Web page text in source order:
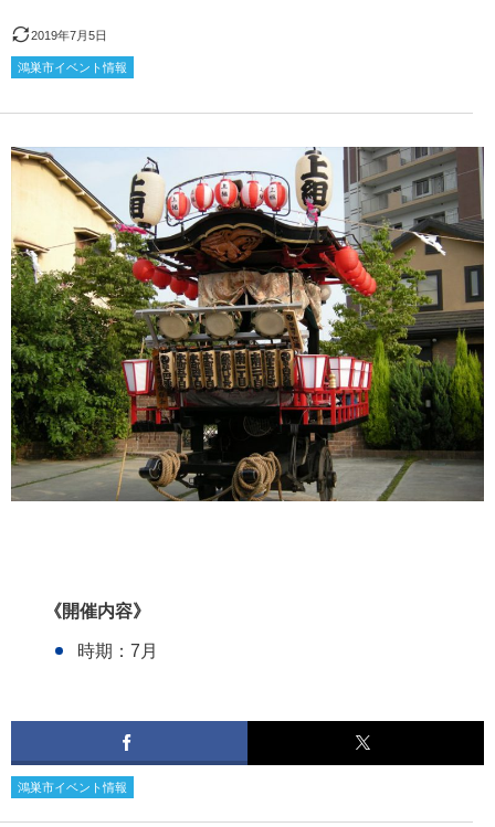
2019年7月5日
鴻巣市イベント情報
《開催内容》
時期：7月
鴻巣市イベント情報